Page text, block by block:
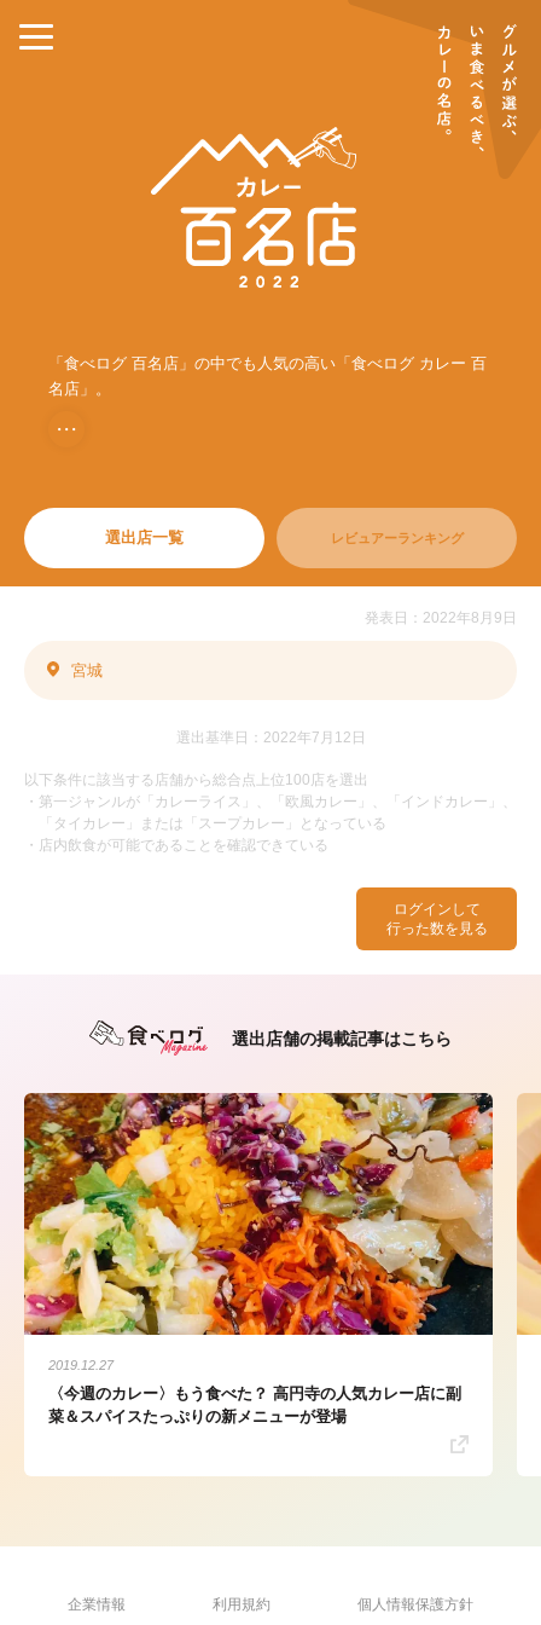
「食べログ 百名店」の中でも人気の高い「食べログ カレー 百
名店」。
・・・
選出店一覧 レビュアーランキング
ログインして
行った数を見る
発表日：2022年8月9日
宮城
選出基準日：2022年7月12日
以下条件に該当する店舗から総合点上位100店を選出
・第一ジャンルが「カレーライス」、「欧風カレー」、「インドカレー」、
「タイカレー」または「スープカレー」となっている
・店内飲食が可能であることを確認できている
選出店舗の掲載記事はこちら
2019.12.27
〈今週のカレー〉もう食べた？ 高円寺の人気カレー店に副
菜＆スパイスたっぷりの新メニューが登場
企業情報 利用規約 個人情報保護方針